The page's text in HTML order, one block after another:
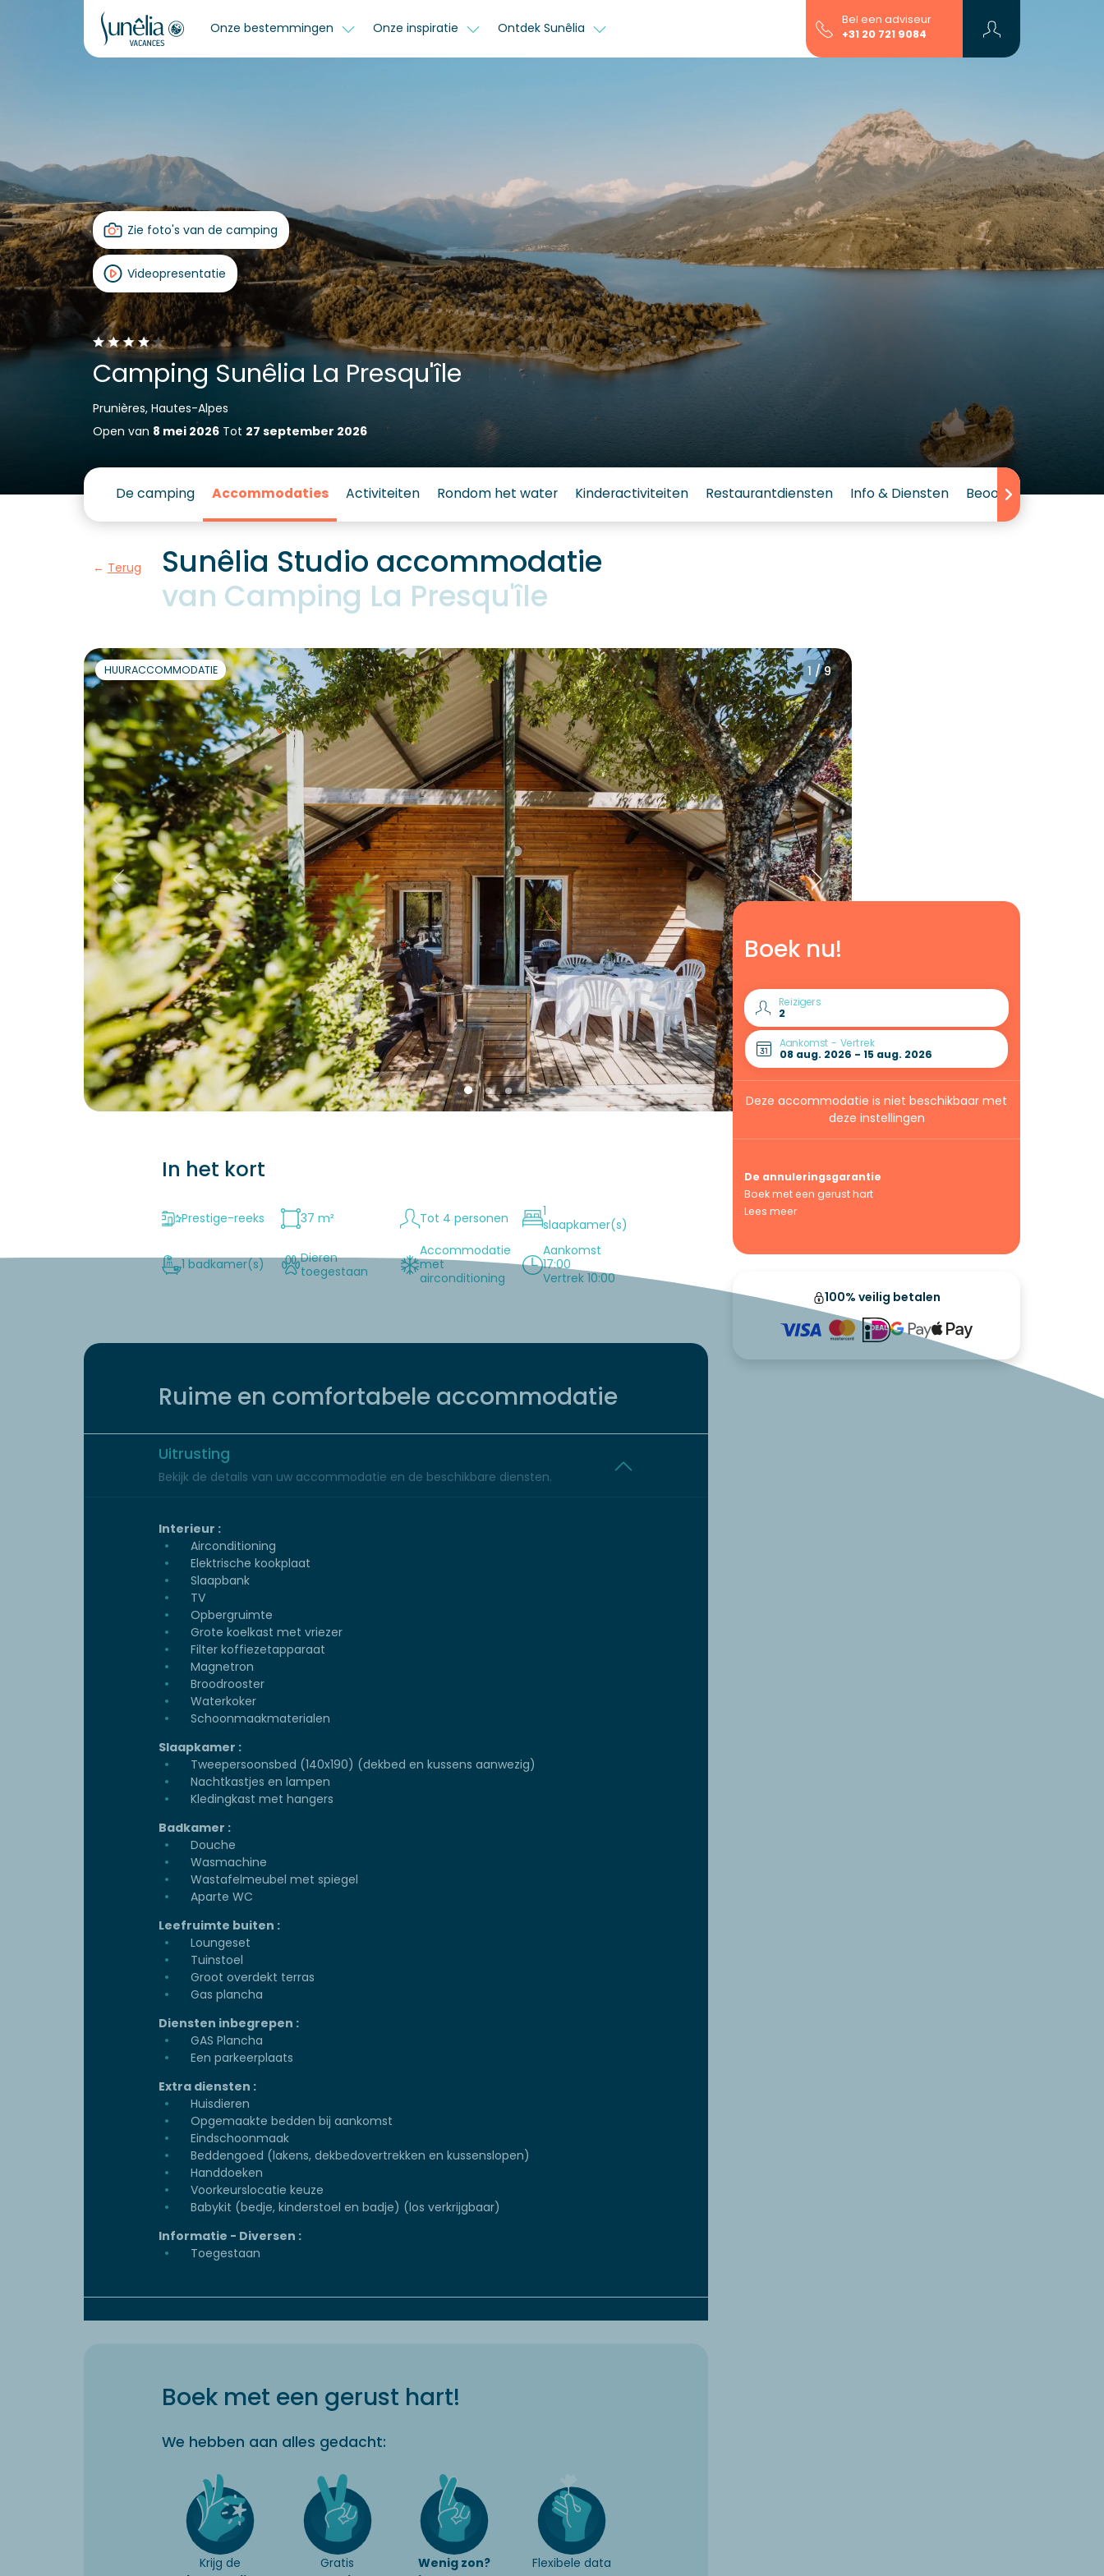
Onze bestemmingen Onze inspiratie Ontdek Sunêlia
Bel een adviseur
+31 20 721 9084
Zie foto's van de camping
Videopresentatie
Camping Sunêlia La Presqu'île
Prunières, Hautes-Alpes
Open van 8 mei 2026Tot 27 september 2026
De camping Accommodaties Activiteiten Rondom het water Kinderactiviteiten Restaurantdiensten Info & Diensten Beoordeling
Terug
Sunêlia Studio accommodatie
van Camping La Presqu'île
Boek nu!
Reizigers
Aankomst - Vertrek
Deze accommodatie is niet beschikbaar met
deze instellingen
De annuleringsgarantie
Boek met een gerust hart
Lees meer
100% veilig betalen
1 / 9
HUURACCOMMODATIE
In het kort
Prestige-reeks 37 m² Tot 4 personen
1
slaapkamer(s)
1 badkamer(s)
Dieren
toegestaan
Accommodatie
met
airconditioning
Aankomst
17:00
Vertrek 10:00
Ruime en comfortabele accommodatie
Uitrusting
Bekijk de details van uw accommodatie en de beschikbare diensten.
Interieur :
Airconditioning
Elektrische kookplaat
Slaapbank
TV
Opbergruimte
Grote koelkast met vriezer
Filter koffiezetapparaat
Magnetron
Broodrooster
Waterkoker
Schoonmaakmaterialen
Slaapkamer :
Tweepersoonsbed (140x190) (dekbed en kussens aanwezig)
Nachtkastjes en lampen
Kledingkast met hangers
Badkamer :
Douche
Wasmachine
Wastafelmeubel met spiegel
Aparte WC
Leefruimte buiten :
Loungeset
Tuinstoel
Groot overdekt terras
Gas plancha
Diensten inbegrepen :
GAS Plancha
Een parkeerplaats
Extra diensten :
Huisdieren
Opgemaakte bedden bij aankomst
Eindschoonmaak
Beddengoed (lakens, dekbedovertrekken en kussenslopen)
Handdoeken
Voorkeurslocatie keuze
Babykit (bedje, kinderstoel en badje) (los verkrijgbaar)
Informatie - Diversen :
Toegestaan
Boek met een gerust hart!
We hebben aan alles gedacht:
Krijg de
Gratis
Wenig zon? Flexibele data